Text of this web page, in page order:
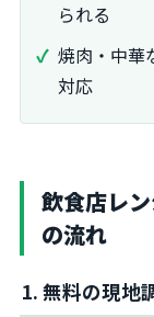
られる
焼肉・中華
対応
飲食店レ
の流れ
1. 無料の現地